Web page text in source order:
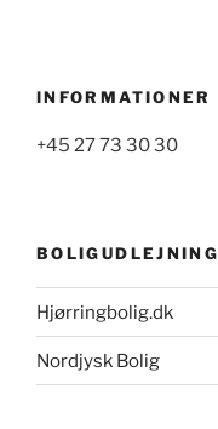
INFORMATIONER
+45 27 73 30 30
BOLIGUDLEJNING
Hjørringbolig.dk
Nordjysk Bolig